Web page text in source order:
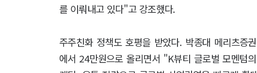
를 이뤄내고 있다"고 강조했다.
주주친화 정책도 호평을 받았다. 박종대 메리츠증
에서 24만원으로 올리면서 "K뷰티 글로벌 모멘텀